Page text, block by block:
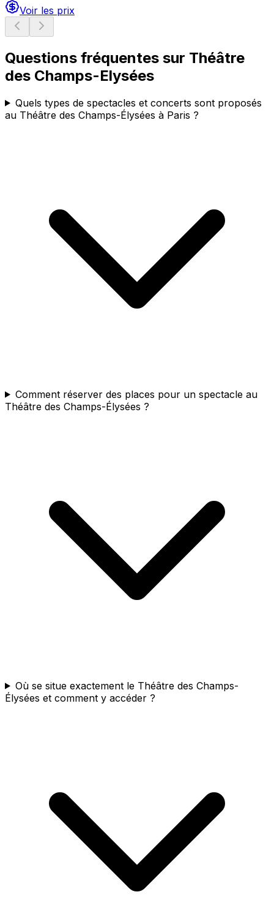
Voir les prix
Questions fréquentes sur Théâtre
des Champs-Elysées
Quels types de spectacles et concerts sont proposés
au Théâtre des Champs-Élysées à Paris ?
Comment réserver des places pour un spectacle au
Théâtre des Champs-Élysées ?
Où se situe exactement le Théâtre des Champs-
Élysées et comment y accéder ?